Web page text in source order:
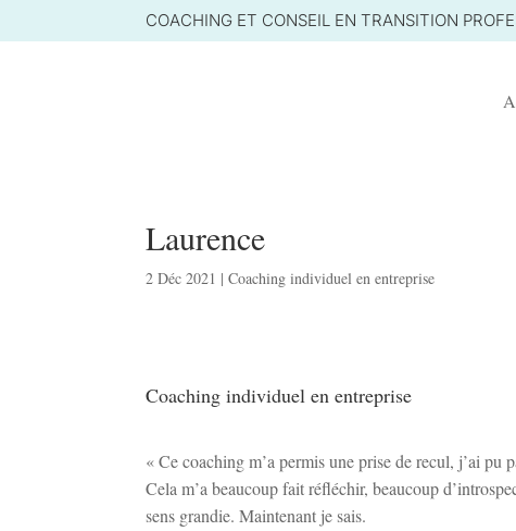
COACHING ET CONSEIL EN TRANSITION
Laurence
2 Déc 2021 |Coaching individuel en entreprise
Coaching individuel en entreprise
« Ce coaching m’a permis une prise de recul, j’ai pu
Cela m’a beaucoup fait réfléchir, beaucoup
sens grandie. Maintenant je sais.